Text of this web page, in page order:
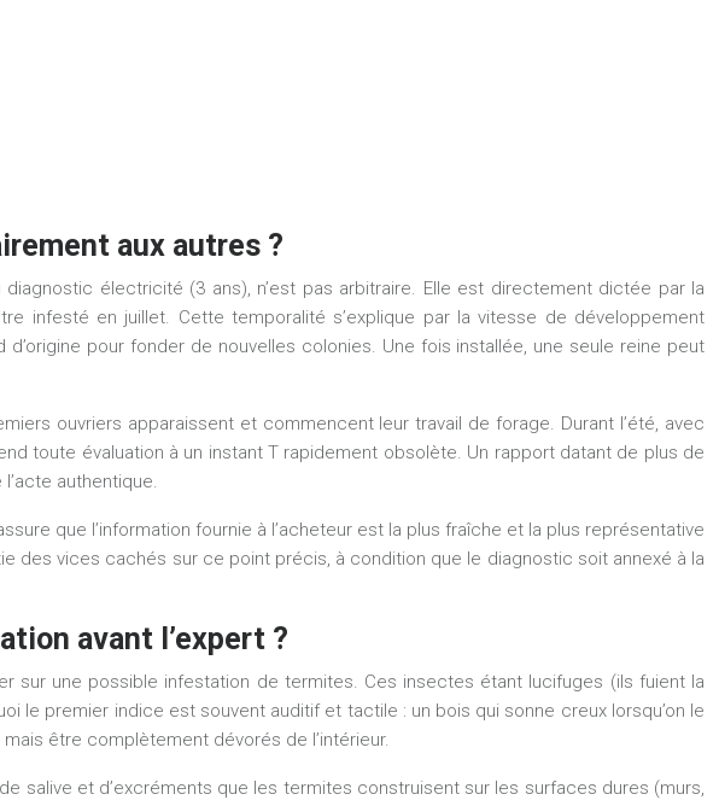
aux autres ?
électricité (3 ans), n’est pas arbitraire. Elle est directement dictée par la
infesté en juillet. Cette temporalité s’explique par lavitesse de développement
pour fonder de nouvelles colonies. Une fois installée, une seule reine peut
ouvriers apparaissent et commencent leur travail de forage. Durant l’été, avec
toute évaluation à un instant T rapidement obsolète. Un rapport datant de plus de
authentique.
que l’information fournie à l’acheteur est la plus fraîche et la plus représentative
des vices cachés sur ce point précis, à condition que le diagnostic soit annexé à la
avant l’expert ?
sur une possible infestation de termites. Ces insectes étant lucifuges (ils fuient la
le premier indice est souvent auditif et tactile : un bois qui sonne creuxlorsqu’on le
être complètement dévorés de l’intérieur.
salive et d’excréments que les termites construisent sur les surfaces dures (murs,